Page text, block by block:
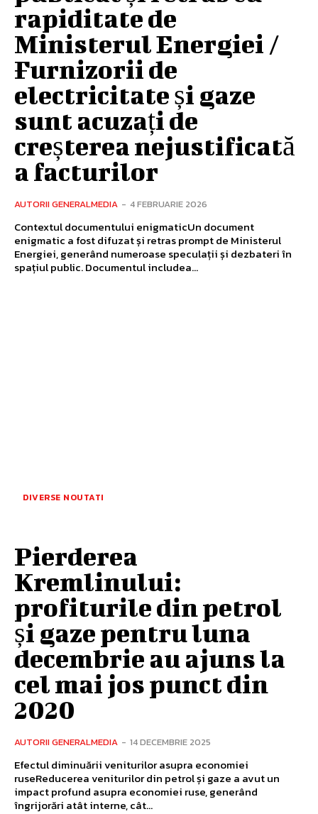
rapiditate de
Ministerul Energiei /
Furnizorii de
electricitate și gaze
sunt acuzați de
creșterea nejustificată
a facturilor
AUTORII GENERALMEDIA - 4 FEBRUARIE 2026
Contextul documentului enigmaticUn document
enigmatic a fost difuzat și retras prompt de Ministerul
Energiei, generând numeroase speculații și dezbateri în
spațiul public. Documentul includea...
DIVERSE NOUTATI
Pierderea
Kremlinului:
profiturile din petrol
și gaze pentru luna
decembrie au ajuns la
cel mai jos punct din
2020
AUTORII GENERALMEDIA - 14 DECEMBRIE 2025
Efectul diminuării veniturilor asupra economiei
ruseReducerea veniturilor din petrol și gaze a avut un
impact profund asupra economiei ruse, generând
îngrijorări atât interne, cât...